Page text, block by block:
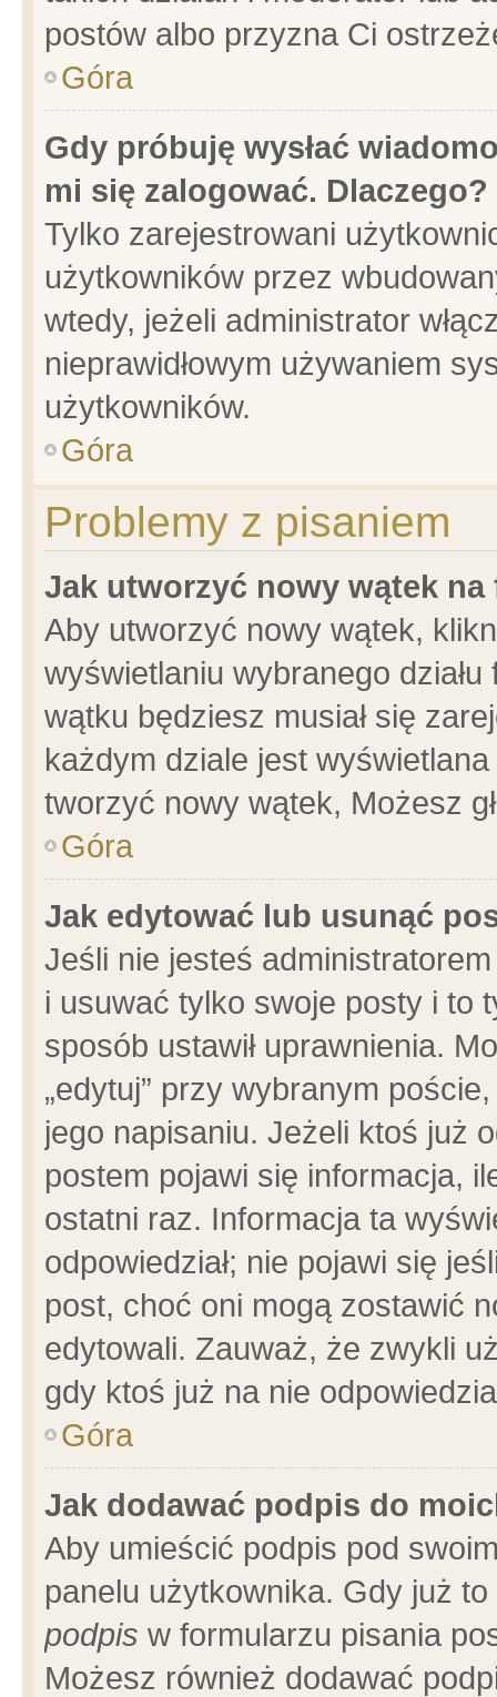
postów albo przyzna Ci
Góra
Gdy próbuję wysłać
mi się zalogować. Dlaczego?
Tylko zarejestrowani
użytkowników przez
wtedy, jeżeli administrator
nieprawidłowym używaniem
użytkowników.
Góra
Problemy z pisaniem
Jak utworzyć nowy wątek na
Aby utworzyć nowy wątek,
wyświetlaniu wybranego
wątku będziesz musiał się
każdym dziale jest
tworzyć nowy wątek, Możesz
Góra
Jak edytować lub usunąć
Jeśli nie jesteś
i usuwać tylko swoje posty i to
sposób ustawił uprawnienia.
„edytuj” przy wybranym
jego napisaniu. Jeżeli ktoś już
postem pojawi się informacja,
ostatni raz. Informacja ta
odpowiedział; nie pojawi się
post, choć oni mogą zostawić
edytowali. Zauważ, że zwykli
gdy ktoś już na nie
Góra
Jak dodawać podpis do
Aby umieścić podpis pod
panelu użytkownika. Gdy już
podpis w formularzu pisania
Możesz również dodawać